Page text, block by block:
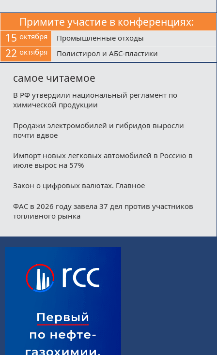
Примите участие в конференциях:
15 октября Промышленные отходы
22 октября Полистирол и АБС-пластики
самое читаемое
В РФ утвердили национальный регламент по
химической продукции
Продажи электромобилей и гибридов выросли
почти вдвое
Импорт новых легковых автомобилей в Россию в
июле вырос на 57%
Закон о цифровых валютах. Главное
ФАС в 2026 году завела 37 дел против участников
топливного рынка